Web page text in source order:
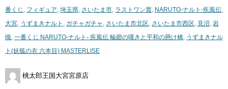
番くじ , フィギュア, 埼玉県, さいたま市, ラストワン賞, NARUTO-ナルト-疾風伝,
大宮, うずまきナルト , ガチャガチャ , さいたま市北区, さいたま市西区, 見沼, 岩
槻, 一番くじ NARUTO-ナルト- 疾風伝 輪廻の嘆きと平和の懸け橋, うずまきナル
ト(妖狐の衣 六本目) MASTERLISE
桃太郎王国大宮宮原店